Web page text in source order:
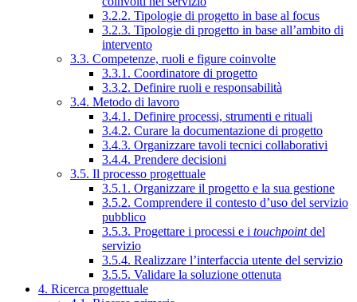
3.2.2. Tipologie di progetto in base al focus
3.2.3. Tipologie di progetto in base all’ambito di
intervento
3.3. Competenze, ruoli e figure coinvolte
3.3.1. Coordinatore di progetto
3.3.2. Definire ruoli e responsabilità
3.4. Metodo di lavoro
3.4.1. Definire processi, strumenti e rituali
3.4.2. Curare la documentazione di progetto
3.4.3. Organizzare tavoli tecnici collaborativi
3.4.4. Prendere decisioni
3.5. Il processo progettuale
3.5.1. Organizzare il progetto e la sua gestione
3.5.2. Comprendere il contesto d’uso del servizio
pubblico
3.5.3. Progettare i processi e i touchpointdel
servizio
3.5.4. Realizzare l’interfaccia utente del servizio
3.5.5. Validare la soluzione ottenuta
4. Ricerca progettuale